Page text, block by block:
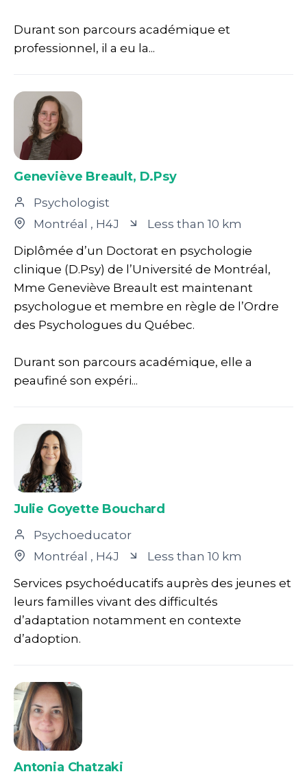
Durant son parcours académique et
professionnel, il a eu la...
Geneviève Breault, D.Psy
Psychologist
Montréal , H4J
Less than 10 km
Diplômée d’un Doctorat en psychologie
clinique (D.Psy) de l’Université de Montréal,
Mme Geneviève Breault est maintenant
psychologue et membre en règle de l’Ordre
des Psychologues du Québec.
Durant son parcours académique, elle a
peaufiné son expéri...
Julie Goyette Bouchard
Psychoeducator
Montréal , H4J
Less than 10 km
Services psychoéducatifs auprès des jeunes et
leurs familles vivant des difficultés
d’adaptation notamment en contexte
d’adoption.
Antonia Chatzaki